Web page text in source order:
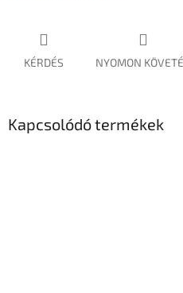
KÉRDÉS NYOMON
Kapcsolódó termékek